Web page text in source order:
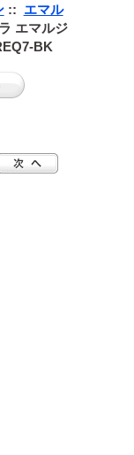
:: エマル
エマルジ
BK